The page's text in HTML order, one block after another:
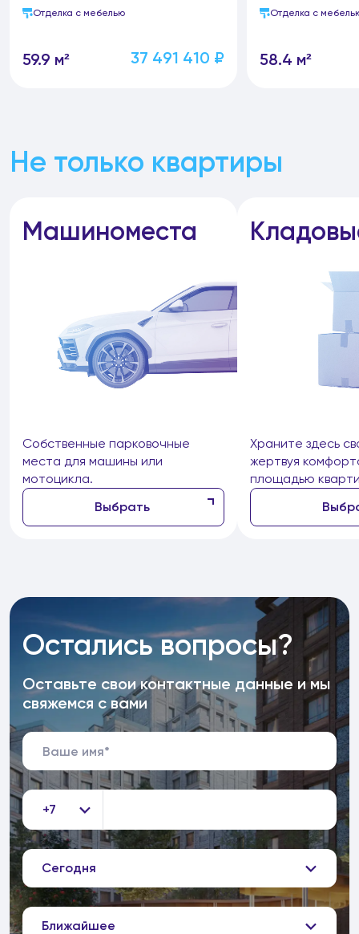
Отделка с мебелью
59.9 м² 37 491 410 ₽
Отделка с
58.4 м²
Не только квартиры
Машиноместа
Собственные парковочные
места для машины или
мотоцикла.
Выбрать
Храните здесь
жертвуя
площадью
Остались вопросы?
Оставьте свои контактные данные и мы
свяжемся с вами
+7
Сегодня
Ближайшее